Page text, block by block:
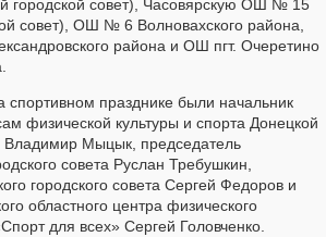
городской совет), Часовярскую ОШ № 15
совет), ОШ № 6 Волновахского района,
района и ОШ пгт. Очеретино
спортивном празднике были начальник
физической культуры и спорта Донецкой
Владимир Мыцык, председатель
совета Руслан Требушкин,
городского совета Сергей Федоров и
областного центра физического
для всех» Сергей Головченко.